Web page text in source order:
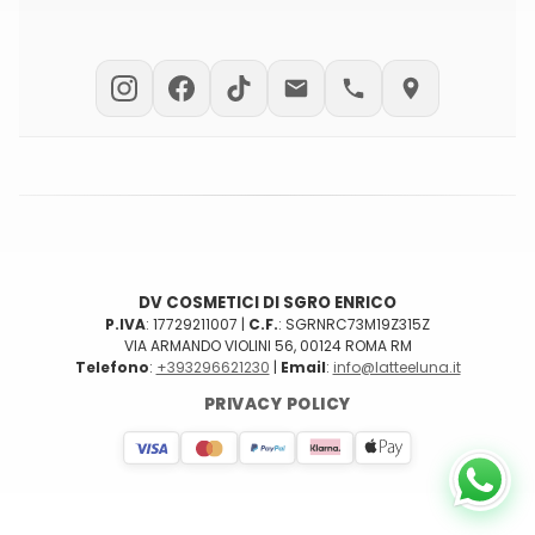
PRIVATE LABEL
DV COSMETICI DI SGRO ENRICO
P.IVA: 17729211007 | C.F.: SGRNRC73M19Z315Z
VIA ARMANDO VIOLINI 56, 00124 ROMA RM
Telefono: +393296621230 | Email: info@latteeluna.it
PRIVACY POLICY